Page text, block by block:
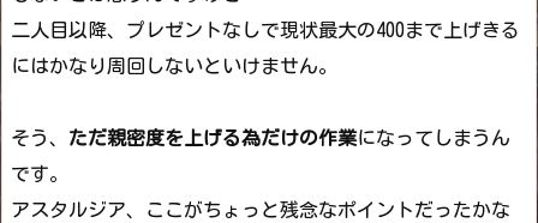
二人目以降、プレゼントなしで現状最大の400まで上げきる
にはかなり周回しないといけません。
そう、 ただ親密度を上げる為だけの作業になってしまうん
です。
アスタルジア、ここがちょっと残念なポイントだったかな